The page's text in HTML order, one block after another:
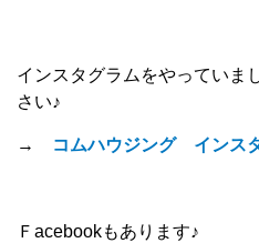
インスタグラムをやっていま
さい♪
→ コムハウジング インス
Ｆacebookもあります♪